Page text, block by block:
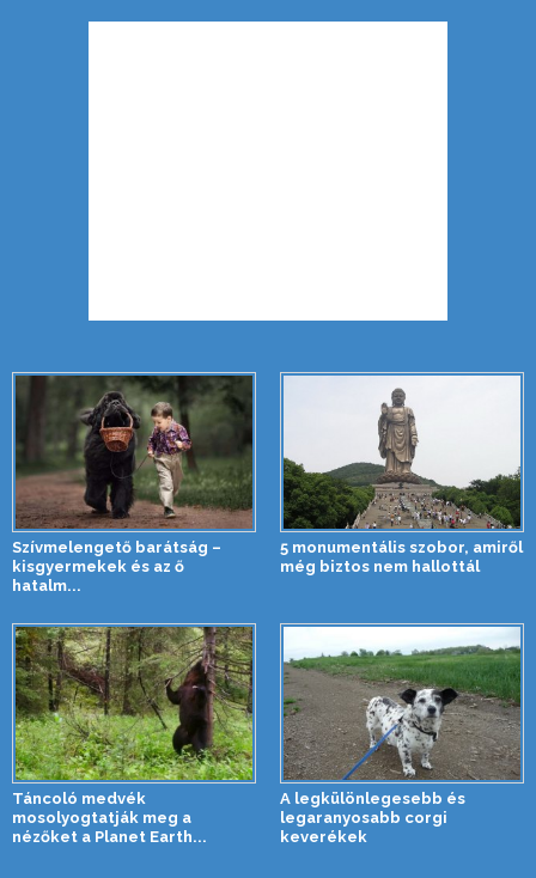
Szívmelengető barátság –
kisgyermekek és az ő
hatalm...
5 monumentális szobor, amiről
még biztos nem hallottál
Táncoló medvék
mosolyogtatják meg a
nézőket a Planet Earth...
A legkülönlegesebb és
legaranyosabb corgi
keverékek